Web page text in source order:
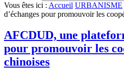
Vous êtes ici : Accueil URBANISME
d’échanges pour promouvoir les
AFCDUD, une
pour promouvoir les
chinoises